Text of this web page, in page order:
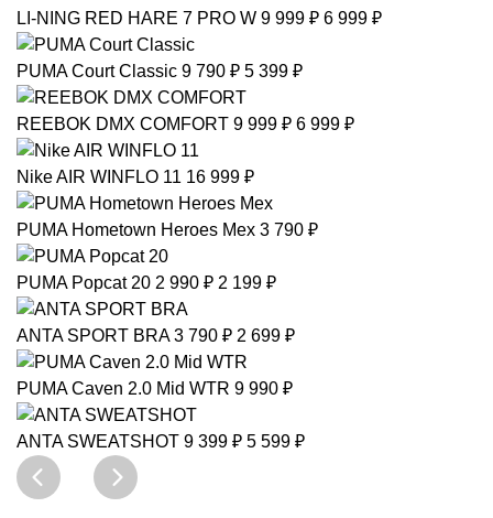
LI-NING RED HARE 7 PRO W 9 999 ₽ 6 999 ₽
PUMA Court Classic 9 790 ₽ 5 399 ₽
REEBOK DMX COMFORT 9 999 ₽ 6 999 ₽
NikeAIR WINFLO 11 16 999 ₽
PUMA Hometown Heroes Mex 3 790 ₽
PUMA Popcat 20 2 990 ₽ 2 199 ₽
ANTA SPORT BRA 3 790 ₽ 2 699 ₽
PUMA Caven 2.0 Mid WTR 9 990 ₽
ANTA SWEATSHOT 9 399 ₽ 5 599 ₽